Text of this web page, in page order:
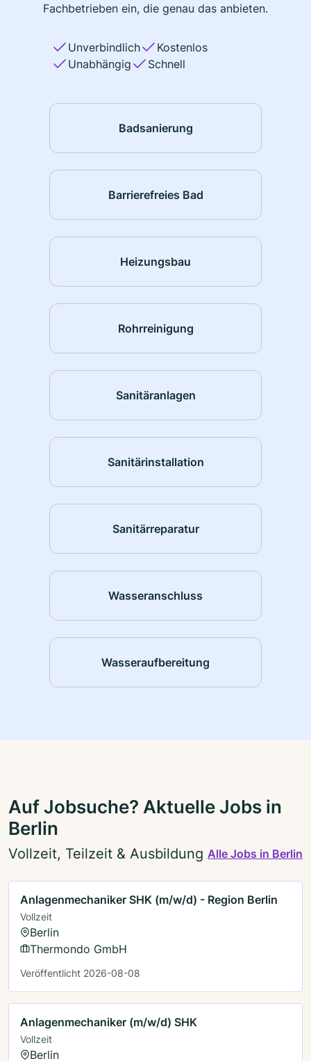
Fachbetrieben ein, die genau das anbieten.
Unverbindlich
Kostenlos
Unabhängig
Schnell
Badsanierung
Barrierefreies Bad
Heizungsbau
Rohrreinigung
Sanitäranlagen
Sanitärinstallation
Sanitärreparatur
Wasseranschluss
Wasseraufbereitung
Auf Jobsuche? Aktuelle Jobs in
Berlin
Vollzeit, Teilzeit & Ausbildung Alle Jobs in Berlin
Anlagenmechaniker SHK (m/w/d) - Region Berlin
Vollzeit
Berlin
Thermondo GmbH
Veröffentlicht 2026-08-08
Anlagenmechaniker (m/w/d) SHK
Vollzeit
Berlin